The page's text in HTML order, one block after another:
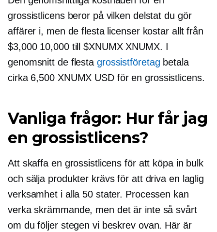
grossistlicens beror på vilken delstat du gör
affärer i, men de flesta licenser kostar allt från
$3,000 10,000 till $XNUMX XNUMX. I
genomsnitt de flesta grossistföretag betala
cirka 6,500 XNUMX USD för en grossistlicens.
Vanliga frågor: Hur får jag
en grossistlicens?
Att skaffa en grossistlicens för att köpa in bulk
och sälja produkter krävs för att driva en laglig
verksamhet i alla 50 stater. Processen kan
verka skrämmande, men det är inte så svårt
om du följer stegen vi beskrev ovan. Här är